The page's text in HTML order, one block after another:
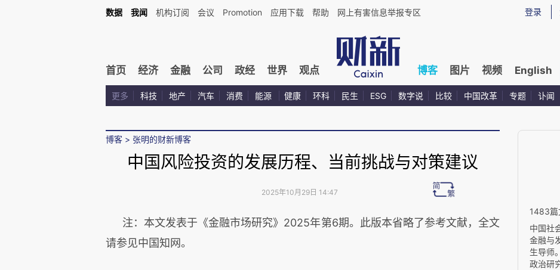
登录
数据 我闻 机构订阅 会议 Promotion 应用下载 帮助 网上有害信息举报专区
首页 经济 金融 公司 政经 世界 观点 博客 图片 视频 English
更多 科技 地产 汽车 消费 能源 健康 环科 民生 ESG 数字说 比较 中国改革 专题 讣闻
博客 > 张明的财新博客
中国风险投资的发展历程、当前挑战与对策建议
2025年10月29日 14:47
注：本文发表于《金融市场研究》2025年第6期。此版本省略了参考文献，全文
请参见中国知网。
1483篇
中国社
金融与
生导师
政治研